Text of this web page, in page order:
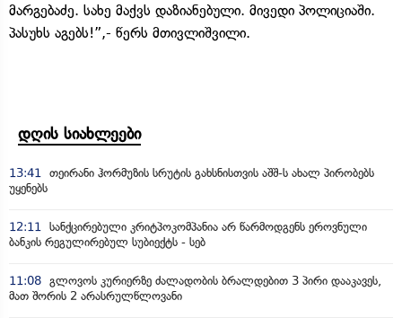
მარგებაძე. სახე მაქვს დაზიანებული. მივედი პოლიციაში.
პასუხს აგებს!”,- წერს მთივლიშვილი.
დღის სიახლეები
13:41
თეირანი ჰორმუზის სრუტის გახსნისთვის აშშ-ს ახალ პირობებს
უყენებს
12:11
სანქცირებული კრიტპოკომპანია არ წარმოდგენს ეროვნული
ბანკის რეგულირებულ სუბიექტს - სებ
11:08 გლოვოს კურიერზე ძალადობის ბრალდებით 3 პირი დააკავეს,
მათ შორის 2 არასრულწლოვანი